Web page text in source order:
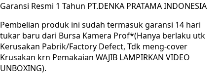
Garansi Resmi 1 Tahun PT.DENKA PRATAMA INDONESIA
Pembelian produk ini sudah termasuk garansi 14 hari
tukar baru dari Bursa Kamera Prof*(Hanya berlaku utk
Kerusakan Pabrik/Factory Defect, Tdk meng-cover
Krusakan krn Pemakaian WAJIB LAMPIRKAN VIDEO
UNBOXING).